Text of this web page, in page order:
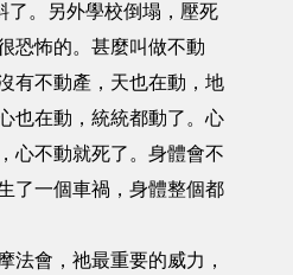
了。另外學校倒塌，壓死
恐怖的。甚麼叫做不動
有不動產，天也在動，地
也在動，統統都動了。心
心不動就死了。身體會不
了一個車禍，身體整個都
會，祂最重要的威力，